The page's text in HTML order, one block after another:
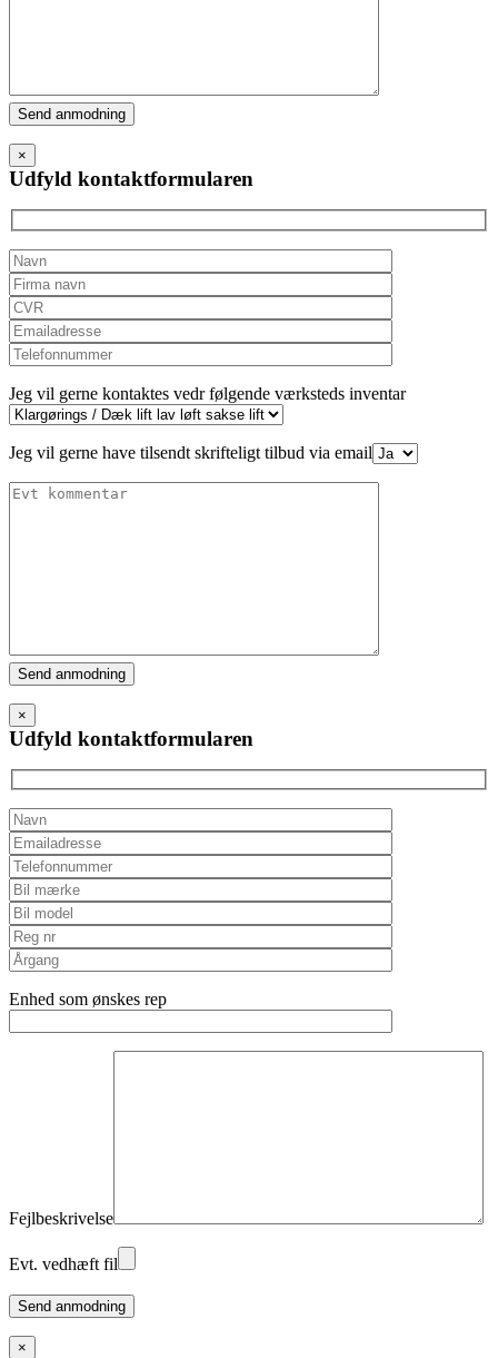
Please
leave
this
field
empty.
×
Udfyld kontaktformularen
Jeg vil gerne kontaktes vedr følgende værksteds inventar
Jeg vil gerne have tilsendt skrifteligt tilbud via email
Please
leave
this
field
empty.
×
Udfyld kontaktformularen
Enhed som ønskes rep
Fejlbeskrivelse
Evt. vedhæft fil
Please
leave
this
×